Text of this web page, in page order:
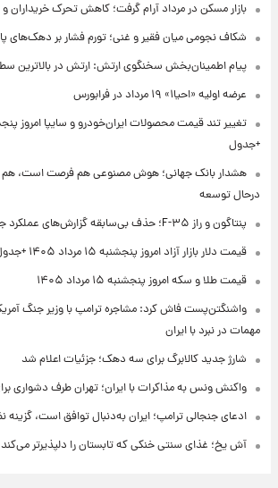
بازار مسکن در مرداد آرام گرفت؛ کاهش تحرک خریداران
شکاف نجومی میان فقیر و غنی؛ تورم فشار بر دهک‌های
پیام اطمینان‌بخش سخنگوی ارتش: ارتش در بالاترین
عرضه اولیه «احیا۱» ۱۹ مرداد در فرابورس
+جدول
هشدار بانک جهانی؛ هوش مصنوعی هم فرصت است، هم
درحال توسعه
پنتاگون و راز F-۳۵؛ حذف بی‌سابقه گزارش‌های عملکرد جنگنده‌های نسل پنجم
قیمت دلار بازار آزاد امروز پنجشنبه ۱۵ مرداد ۱۴۰۵ +جدول
قیمت طلا و سکه امروز پنجشنبه ۱۵ مرداد ۱۴۰۵
واشنگتن‌پست فاش کرد: مشاجره ترامپ با وزیر جنگ
مهمات در نبرد با ایران
شارژ جدید کالابرگ برای سه دهک؛ جزئیات اعلام شد
واکنش ونس به مذاکرات با ایران؛ تهران طرف دشواری
ادعای جنجالی ترامپ؛ ایران به‌دنبال توافق است،
آش یخ؛ غذای سنتی خنکی که تابستان را دلپذیرتر می‌کند